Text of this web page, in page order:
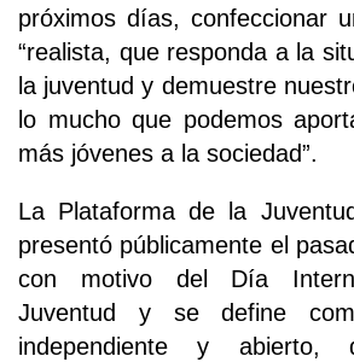
próximos días, confeccionar
“realista, que responda a la
la juventud y demuestre
lo mucho que podemos
más jóvenes a la sociedad”.
La Plataforma de la
presentó públicamente el
con motivo del Día
Juventud y se define
independiente y